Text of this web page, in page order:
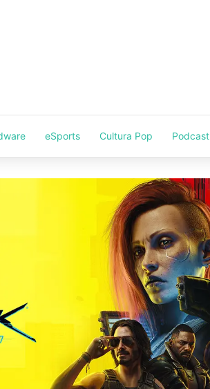
eSports Cultura Pop Podcast